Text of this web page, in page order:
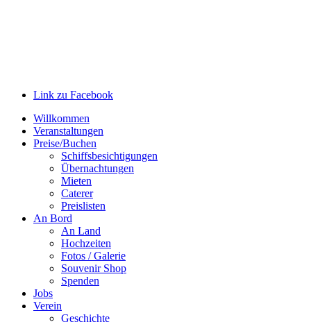
Link zu Facebook
Willkommen
Veranstaltungen
Preise/Buchen
Schiffsbesichtigungen
Übernachtungen
Mieten
Caterer
Preislisten
An Bord
An Land
Hochzeiten
Fotos / Galerie
Souvenir Shop
Spenden
Jobs
Verein
Geschichte